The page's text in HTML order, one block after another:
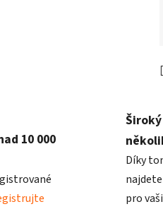
10 000
Díky
pro